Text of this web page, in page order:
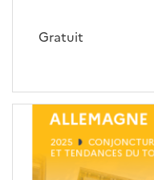
Gratuit